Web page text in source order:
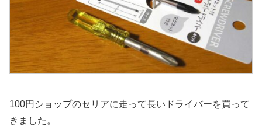
100円ショップのセリアに走って長いドライバーを買って
きました。